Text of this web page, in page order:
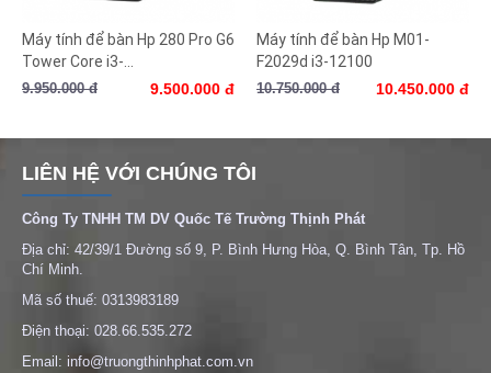
Máy tính để bàn Hp 280 Pro G6
Tower Core i3-...
9.950.000 đ 9.500.000 đ
Máy tính để bàn Hp M01-
F2029d i3-12100
10.750.000 đ 10.450.000 đ
LIÊN HỆ VỚI CHÚNG TÔI
Công Ty TNHH TM DV Quốc Tế Trường Thịnh Phát
Địa chỉ: 42/39/1 Đường số 9, P. Bình Hưng Hòa, Q. Bình Tân, Tp. Hồ
Chí Minh.
Mã số thuế: 0313983189
Điện thoại: 028.66.535.272
Email: info@truongthinhphat.com.vn